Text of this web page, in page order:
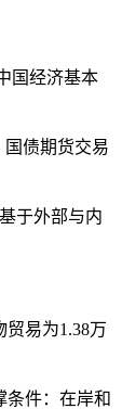
国经济基本
债期货交易
于外部与内
易为1.38万
件：在岸和